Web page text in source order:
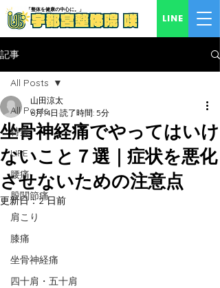
LINE
「​整体を健康の中心に。」
記事
All Posts
特集
LIFE
腰痛
股関節痛
肩こり
膝痛
坐骨神経痛
四十肩・五十肩
All Posts
坐骨神経痛でやってはいけ
ないこと７選｜症状を悪化
させないための注意点
山田涼太
6月14日 読了時間: 5分
更新日：2 日前